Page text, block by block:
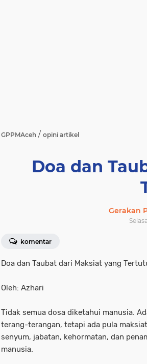
GPPMAceh / opini artikel
Doa dan
Gerakan
komentar
Doa dan Taubat dari Maksiat yang
Oleh: Azhari
Tidak semua dosa diketahui manusia.
terang-terangan, tetapi ada pula
senyum, jabatan, kehormatan, dan
manusia.